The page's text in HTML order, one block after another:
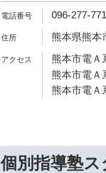
096-277-
熊本県熊本
熊本市電Ａ
熊本市電Ａ
熊本市電Ａ
個別指導塾ス